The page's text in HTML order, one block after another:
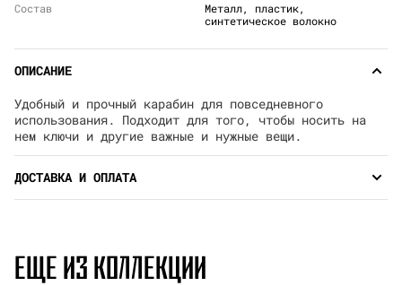
Состав
Металл, пластик,
синтетическое волокно
ОПИСАНИЕ
Удобный и прочный карабин для повседневного
использования. Подходит для того, чтобы носить на
нем ключи и другие важные и нужные вещи.
ДОСТАВКА И ОПЛАТА
ЕЩЕ ИЗ КОЛЛЕКЦИИ